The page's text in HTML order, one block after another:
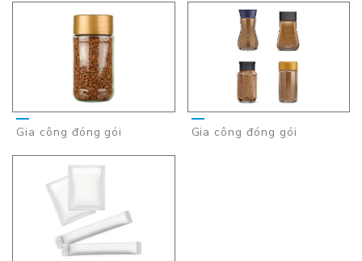
Gia công đóng gói Gia công đóng gói